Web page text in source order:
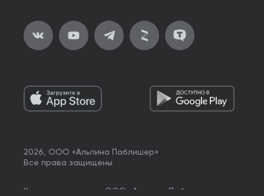
2026, ООО «Альпина Паблишер»
Все права защищены
Книги реализуются ООО «Альпина Паблишер»